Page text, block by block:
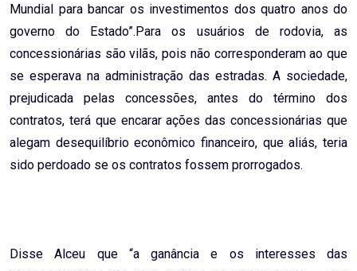
Mundial para bancar os investimentos dos quatro anos do
governo do Estado”.Para os usuários de rodovia, as
concessionárias são vilãs, pois não corresponderam ao que
se esperava na administração das estradas. A sociedade,
prejudicada pelas concessões, antes do término dos
contratos, terá que encarar ações das concessionárias que
alegam desequilíbrio econômico financeiro, que aliás, teria
sido perdoado se os contratos fossem prorrogados.
Disse Alceu que “a ganância e os interesses das